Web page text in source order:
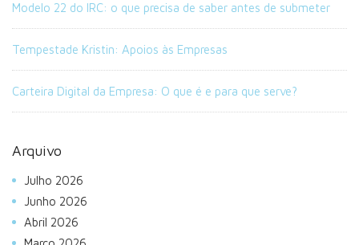
Modelo 22 do IRC: o que precisa de saber antes de submeter
Tempestade Kristin: Apoios às Empresas
Carteira Digital da Empresa: O que é e para que serve?
Arquivo
Julho 2026
Junho 2026
Abril 2026